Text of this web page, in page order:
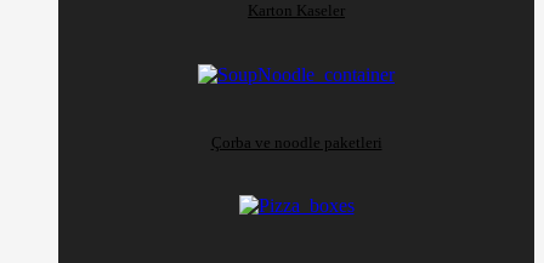
Karton Kaseler
Çorba ve noodle paketleri